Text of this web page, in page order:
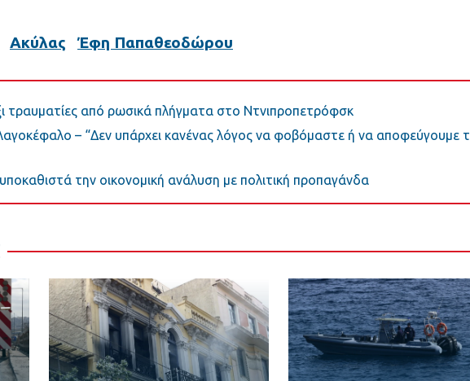
Ακύλας Έφη Παπαθεοδώρου
τραυματίες από ρωσικά πλήγματα στο Ντνιπροπετρόφσκ
– “Δεν υπάρχει κανένας λόγος να φοβόμαστε ή να αποφεύγουμε
την οικονομική ανάλυση με πολιτική προπαγάνδα